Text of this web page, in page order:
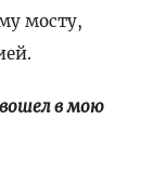
мосту,
в мою